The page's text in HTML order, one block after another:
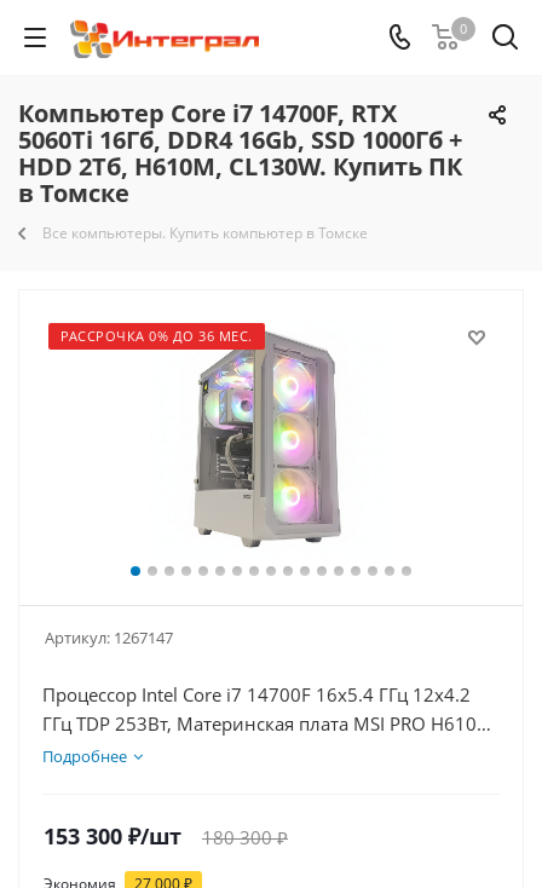
0
Компьютер Core i7 14700F, RTX
5060Ti 16Гб, DDR4 16Gb, SSD 1000Гб +
HDD 2Тб, H610M, CL130W. Купить ПК
в Томске
Все компьютеры. Купить компьютер в Томске
РАССРОЧКА 0% ДО 36 МЕС.
Артикул: 1267147
Процессор Intel Core i7 14700F 16x5.4 ГГц 12x4.2
ГГц TDP 253Вт, Материнская плата MSI PRO H610M-
E, Видеокарта RTX 5060Ti 16Гб, Память
Подробнее
153 300 ₽/шт 180 300₽
Экономия 27 000₽